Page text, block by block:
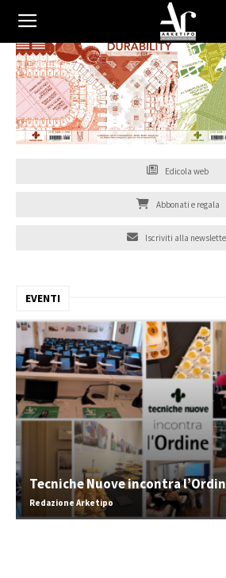
Edicola web
Abbonati e regala
Iscriviti alla
EVENTI
Tecniche Nuove incontra
Redazione Arketipo